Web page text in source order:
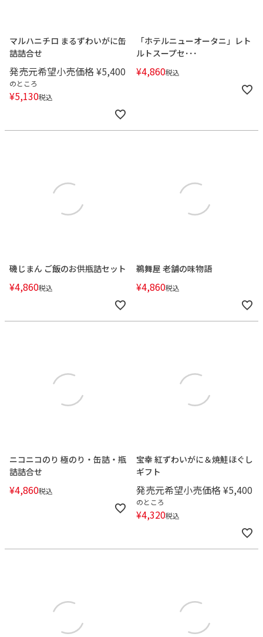
マルハニチロ まるずわいがに缶
詰詰合せ
発売元希望小売価格¥5,400
のところ
¥5,130税込
「ホテルニューオータニ」レト
ルトスープセ･･･
¥4,860税込
磯じまん ご飯のお供瓶詰セット
¥4,860税込
鵜舞屋 老舗の味物語
¥4,860税込
ニコニコのり 極のり・缶詰・瓶
詰詰合せ
¥4,860税込
宝幸 紅ずわいがに＆焼鮭ほぐし
ギフト
発売元希望小売価格¥5,400
のところ
¥4,320税込